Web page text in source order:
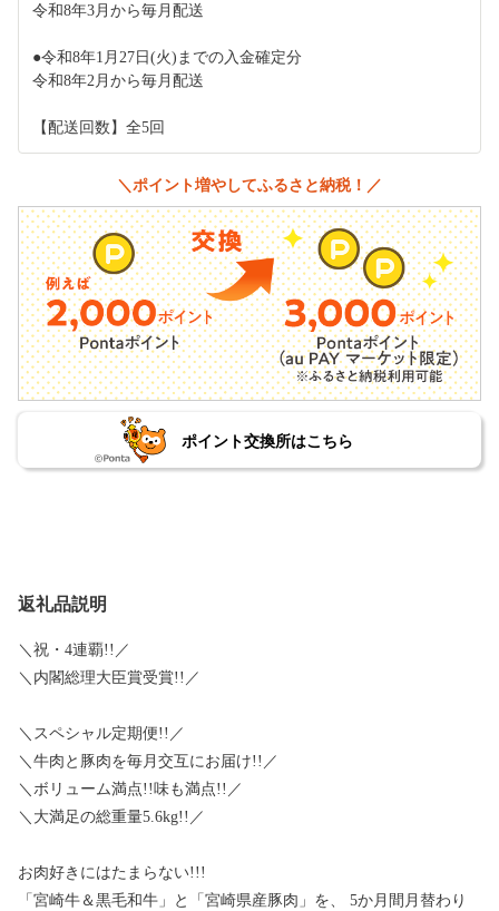
令和8年3月から毎月配送
●令和8年1月27日(火)までの入金確定分
令和8年2月から毎月配送
【配送回数】全5回
＼ポイント増やしてふるさと納税！／
ポイント交換所はこちら
返礼品説明
＼祝・4連覇!!／
＼内閣総理大臣賞受賞!!／
＼スペシャル定期便!!／
＼牛肉と豚肉を毎月交互にお届け!!／
＼ボリューム満点!!味も満点!!／
＼大満足の総重量5.6kg!!／
お肉好きにはたまらない!!!
「宮崎牛＆黒毛和牛」と「宮崎県産豚肉」を、 5か月間月替わり